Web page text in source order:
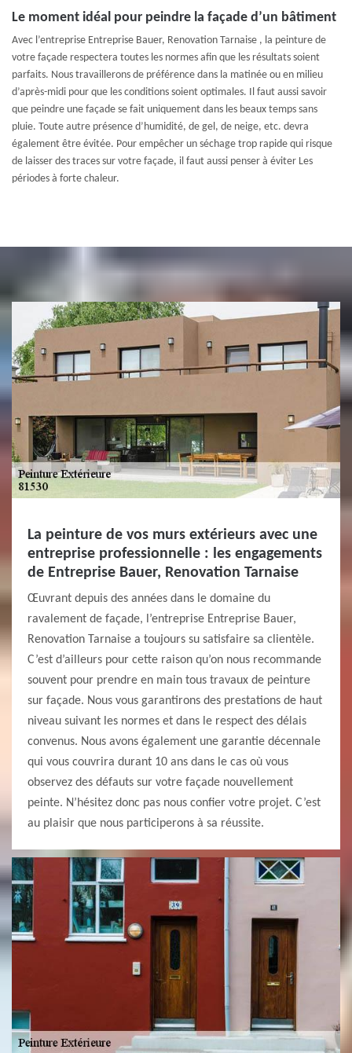
Le moment idéal pour peindre la façade d’un bâtiment
Avec l’entreprise Entreprise Bauer, Renovation Tarnaise , la peinture de
votre façade respectera toutes les normes afin que les résultats soient
parfaits. Nous travaillerons de préférence dans la matinée ou en milieu
d’après-midi pour que les conditions soient optimales. Il faut aussi savoir
que peindre une façade se fait uniquement dans les beaux temps sans
pluie. Toute autre présence d’humidité, de gel, de neige, etc. devra
également être évitée. Pour empêcher un séchage trop rapide qui risque
de laisser des traces sur votre façade, il faut aussi penser à éviter Les
périodes à forte chaleur.
La peinture de vos murs extérieurs avec une
entreprise professionnelle : les engagements
de Entreprise Bauer, Renovation Tarnaise
Œuvrant depuis des années dans le domaine du
ravalement de façade, l’entreprise Entreprise Bauer,
Renovation Tarnaise a toujours su satisfaire sa clientèle.
C’est d’ailleurs pour cette raison qu’on nous recommande
souvent pour prendre en main tous travaux de peinture
sur façade. Nous vous garantirons des prestations de haut
niveau suivant les normes et dans le respect des délais
convenus. Nous avons également une garantie décennale
qui vous couvrira durant 10 ans dans le cas où vous
observez des défauts sur votre façade nouvellement
peinte. N’hésitez donc pas nous confier votre projet. C’est
au plaisir que nous participerons à sa réussite.